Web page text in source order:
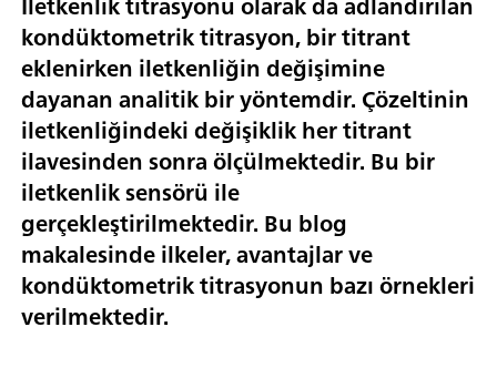
kondüktometrik titrasyon, bir titrant
eklenirken iletkenliğin değişimine
dayanan analitik bir yöntemdir. Çözeltinin
iletkenliğindeki değişiklik her titrant
ilavesinden sonra ölçülmektedir. Bu bir
iletkenlik sensörü ile
gerçekleştirilmektedir. Bu blog
makalesinde ilkeler, avantajlar ve
kondüktometrik titrasyonun bazı örnekleri
verilmektedir.